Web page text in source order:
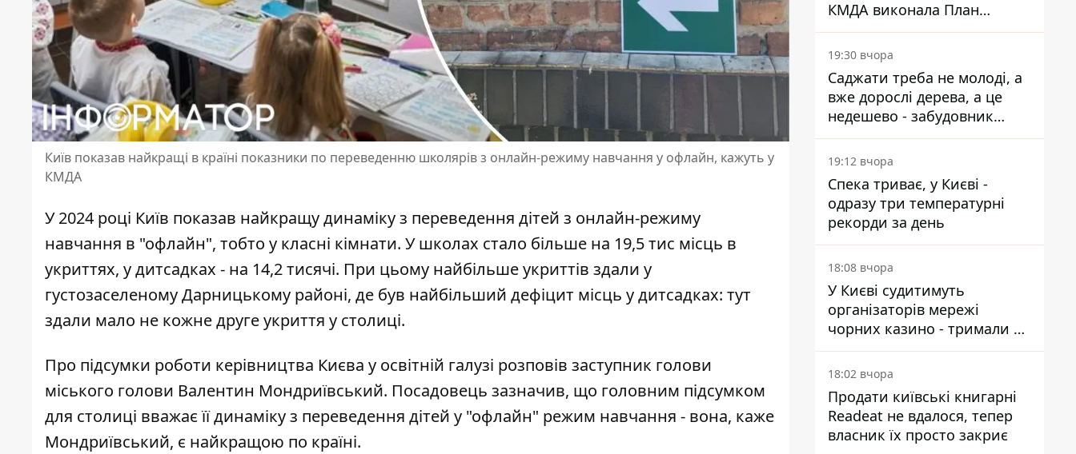
Київ показав найкращі в країні показники по переведенню школярів з онлайн-режиму навчання у офлайн, кажуть у
КМДА
У 2024 році Київ показав найкращу динаміку з переведення дітей з онлайн-режиму
навчання в "офлайн", тобто у класні кімнати. У школах стало більше на 19,5 тис місць в
укриттях, у дитсадках - на 14,2 тисячі. При цьому найбільше укриттів здали у
густозаселеному Дарницькому районі, де був найбільший дефіцит місць у дитсадках: тут
здали мало не кожне друге укриття у столиці.
Про підсумки роботи керівництва Києва у освітній галузі розповів заступник голови
міського голови Валентин Мондриївський. Посадовець зазначив, що головним підсумком
для столиці вважає її динаміку з переведення дітей у "офлайн" режим навчання - вона, каже
Мондриївський, є найкращою по країні.
КМДА виконала План
стійкості на 20%
19:30 вчора
Саджати треба не молоді, а
вже дорослі дерева, а це
недешево - забудовник
Ніконов
19:12 вчора
Спека триває, у Києві -
одразу три температурні
рекорди за день
18:08 вчора
У Києві судитимуть
організаторів мережі
чорних казино - тримали 39
закладів
18:02 вчора
Продати київські книгарні
Readeat не вдалося, тепер
власник їх просто закриє